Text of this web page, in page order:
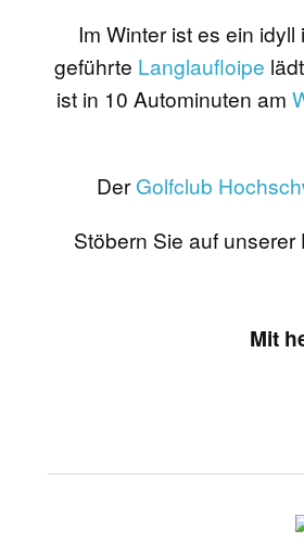
Im Winter ist es ein
geführte Langlaufloipe
ist in 10 Autominuten am
DerGolfclub
Stöbern Sie auf
Mit